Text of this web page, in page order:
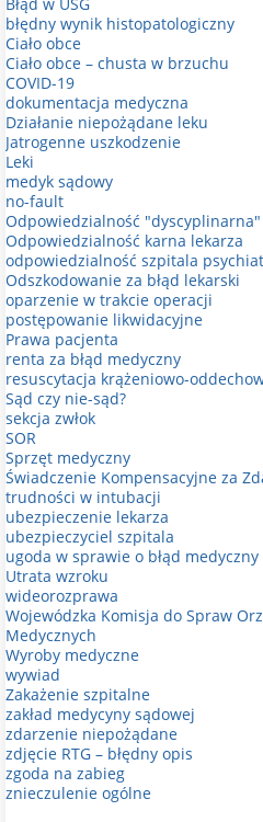
błędny wynik histopatologiczny
Ciało obce
Ciało obce – chusta w brzuchu
COVID-19
dokumentacja medyczna
Działanie niepożądane leku
Jatrogenne uszkodzenie
Leki
medyk sądowy
no-fault
Odpowiedzialność
Odpowiedzialność karna lekarza
odpowiedzialność szpitala
Odszkodowanie za błąd lekarski
oparzenie w trakcie operacji
postępowanie likwidacyjne
Prawa pacjenta
renta za błąd medyczny
resuscytacja krążeniowo-
Sąd czy nie-sąd?
sekcja zwłok
SOR
Sprzęt medyczny
Świadczenie Kompensacyjne za
trudności w intubacji
ubezpieczenie lekarza
ubezpieczyciel szpitala
ugoda w sprawie o błąd medyczny
Utrata wzroku
wideorozprawa
Wojewódzka Komisja do Spraw
Medycznych
Wyroby medyczne
wywiad
Zakażenie szpitalne
zakład medycyny sądowej
zdarzenie niepożądane
zdjęcie RTG – błędny opis
zgoda na zabieg
znieczulenie ogólne